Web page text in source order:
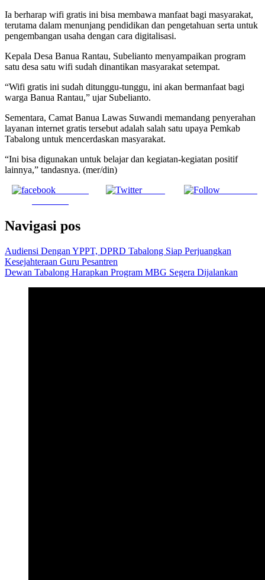
Ia berharap wifi gratis ini bisa membawa manfaat bagi masyarakat,
terutama dalam menunjang pendidikan dan pengetahuan serta untuk
pengembangan usaha dengan cara digitalisasi.
Kepala Desa Banua Rantau, Subelianto menyampaikan program
satu desa satu wifi sudah dinantikan masyarakat setempat.
“Wifi gratis ini sudah ditunggu-tunggu, ini akan bermanfaat bagi
warga Banua Rantau,” ujar Subelianto.
Sementara, Camat Banua Lawas Suwandi memandang penyerahan
layanan internet gratis tersebut adalah salah satu upaya Pemkab
Tabalong untuk mencerdaskan masyarakat.
“Ini bisa digunakan untuk belajar dan kegiatan-kegiatan positif
lainnya,” tandasnya. (mer/din)
Tweet
Navigasi pos
Audiensi Dengan YPPT, DPRD Tabalong Siap Perjuangkan
Kesejahteraan Guru Pesantren
Dewan Tabalong Harapkan Program MBG Segera Dijalankan